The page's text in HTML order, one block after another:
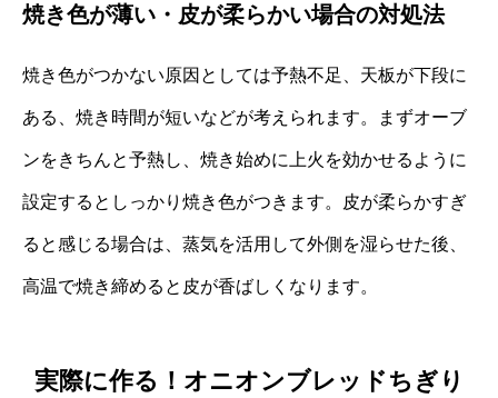
焼き色が薄い・皮が柔らかい場合の対処法
焼き色がつかない原因としては予熱不足、天板が下段に
ある、焼き時間が短いなどが考えられます。まずオーブ
ンをきちんと予熱し、焼き始めに上火を効かせるように
設定するとしっかり焼き色がつきます。皮が柔らかすぎ
ると感じる場合は、蒸気を活用して外側を湿らせた後、
高温で焼き締めると皮が香ばしくなります。
実際に作る！オニオンブレッドちぎり